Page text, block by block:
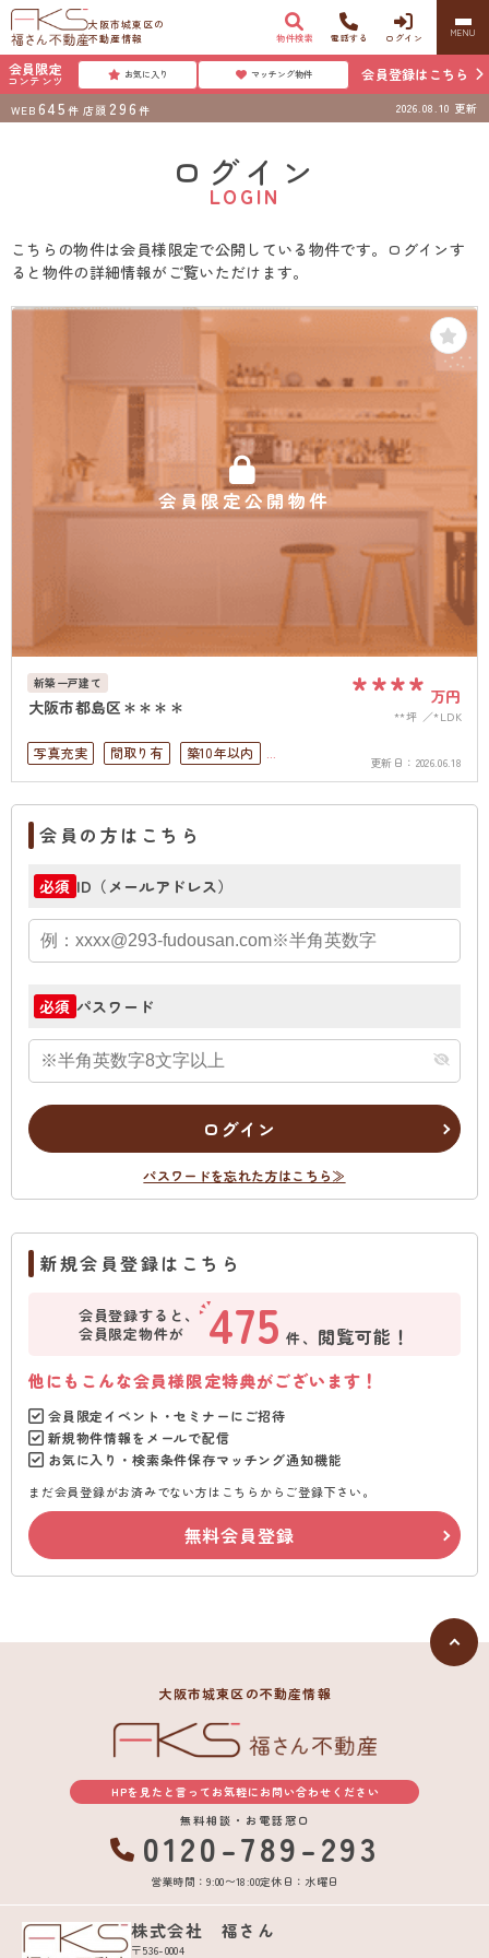
大阪市城東区の
不動産情報
物件検索 電話する ログイン MENU
会員限定
コンテンツ お気に入り マッチング物件 会員登録はこちら
WEB 645 件 店頭 296 件 2026.08.10 更新
ログイン
LOGIN
こちらの物件は会員様限定で公開している物件です。ログインす
ると物件の詳細情報がご覧いただけます。
会員限定公開物件
新築一戸建て
大阪市都島区＊＊＊＊ **** 万円
**坪 *LDK
写真充実 間取り有
築10年以内
駅徒歩10分以内
駐車場2台可
ペット可
駐車場１台無料
上下水道完備
オール電化
更新日： 2026.06.18
会員の方はこちら
必須 ID（メールアドレス）
必須 パスワード
ログイン
パスワードを忘れた方はこちら≫
新規会員登録はこちら
会員登録すると、
会員限定物件が
475 件、 閲覧可能！
他にもこんな会員様限定特典がございます！
会員限定イベント・セミナーにご招待
新規物件情報をメールで配信
お気に入り・検索条件保存マッチング通知機能
まだ会員登録がお済みでない方はこちらからご登録下さい。
無料会員登録
大阪市城東区の不動産情報
HPを見たと言ってお気軽にお問い合わせください
無料相談・お電話窓口
0120-789-293
営業時間：9:00〜18:00定休日：水曜日
株式会社 福さん
〒536-0004